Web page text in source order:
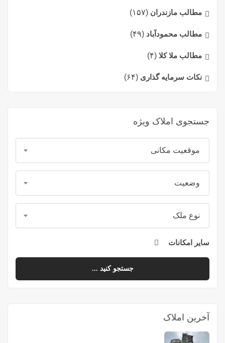
مطالب مازندران (۱۵۷)
مطالب محمودآباد (۴۹)
مطالب ملا کلا (۴)
نکات سرمایه گذاری (۶۴)
جستجوی املاک ویژه
موقعیت مکانی
وضعیت
نوع ملک
سایر امکانات
جستجو کنید ...
آخرین املاک